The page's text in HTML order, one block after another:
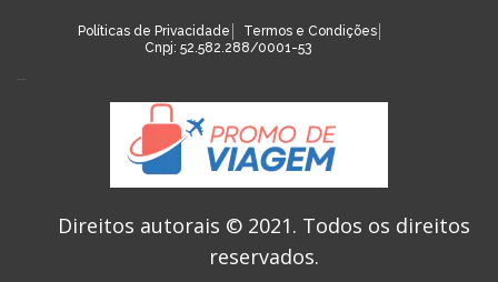
Políticas de Privacidade
Termos e Condições
Cnpj: 52.582.288/0001-53
Direitos autorais © 2021. Todos os direitos
reservados.